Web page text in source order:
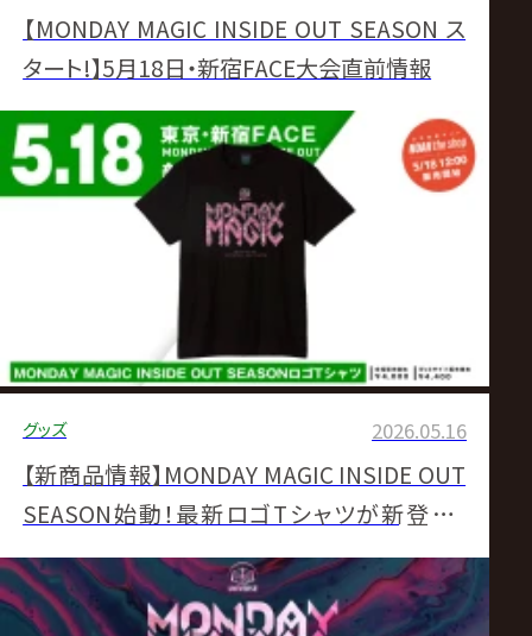
【MONDAY MAGIC INSIDE OUT SEASON ス
タート!】5月18日・新宿FACE大会直前情報
グッズ 2026.05.16
【新商品情報】MONDAY MAGIC INSIDE OUT
SEASON始動！最新ロゴTシャツが新登場！
5.18新宿FACEより販売開始！